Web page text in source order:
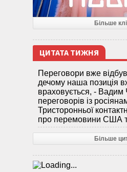
Більше
ЦИТАТА ТИЖНЯ
Переговори вже
дечому наша позиція
враховується, -
переговорів із
Тристоронньої
про перемовини США
Більше